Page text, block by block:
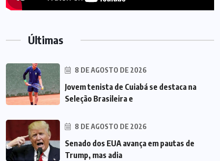
Últimas
8 DE AGOSTO DE 2026
Jovem tenista de Cuiabá se destaca na
Seleção Brasileira e
8 DE AGOSTO DE 2026
Senado dos EUA avança em pautas de
Trump, mas adia